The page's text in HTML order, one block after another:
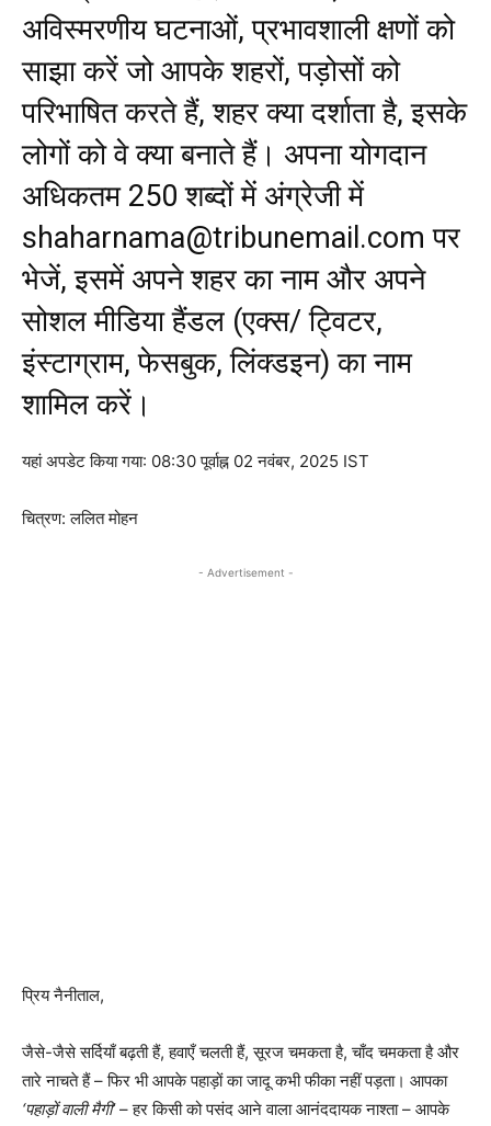
अविस्मरणीय घटनाओं, प्रभावशाली क्षणों को
साझा करें जो आपके शहरों, पड़ोसों को
परिभाषित करते हैं, शहर क्या दर्शाता है, इसके
लोगों को वे क्या बनाते हैं। अपना योगदान
अधिकतम 250 शब्दों में अंग्रेजी में
shaharnama@tribunemail.com पर
भेजें, इसमें अपने शहर का नाम और अपने
सोशल मीडिया हैंडल (एक्स/ ट्विटर,
इंस्टाग्राम, फेसबुक, लिंक्डइन) का नाम
शामिल करें।
यहां अपडेट किया गया: 08:30 पूर्वाह्न 02 नवंबर, 2025 IST
चित्रण: ललित मोहन
- Advertisement -
प्रिय नैनीताल,
जैसे-जैसे सर्दियाँ बढ़ती हैं, हवाएँ चलती हैं, सूरज चमकता है, चाँद चमकता है और
तारे नाचते हैं – फिर भी आपके पहाड़ों का जादू कभी फीका नहीं पड़ता। आपका
‘पहाड़ों वाली मैगी’– हर किसी को पसंद आने वाला आनंददायक नाश्ता – आपके